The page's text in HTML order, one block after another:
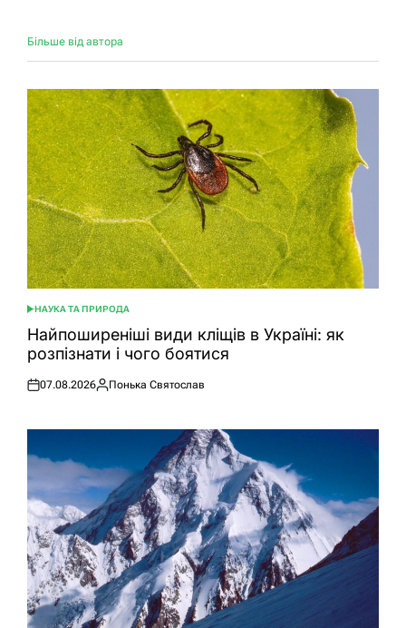
Більше від автора
ОПУБЛІКУВАТИ
У
НАУКА ТА ПРИРОДА
Найпоширеніші види кліщів в Україні: як
розпізнати і чого боятися
Оприлюднено
07.08.2026
Опубліковано
Понька Святослав